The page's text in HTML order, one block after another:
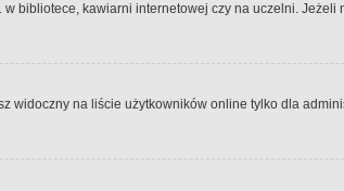
bibliotece, kawiarni internetowej czy na uczelni.
widoczny na liście użytkowników online tylko dla